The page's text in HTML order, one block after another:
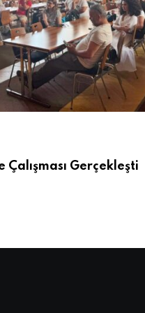
Çalışması Gerçekleşti